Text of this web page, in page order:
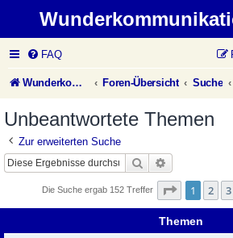
FAQ
Wunderkommunikation Website Foren-Übersicht Suche
Unbeantwortete Themen
Zur erweiterten Suche
Suche
Die Suche ergab 152 Treffer Seite 1von
1 2 3
Themen